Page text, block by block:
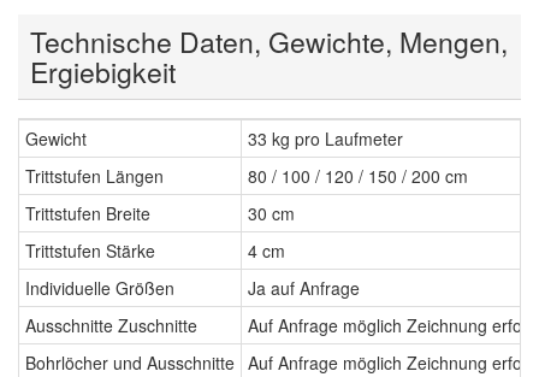
Technische Daten, Gewichte, Mengen,
Ergiebigkeit
Gewicht
33 kg pro Laufmeter
Trittstufen Längen
80 / 100 / 120 / 150 / 200 cm
Trittstufen Breite
30 cm
Trittstufen Stärke
4 cm
Individuelle Größen
Ja auf Anfrage
Ausschnitte Zuschnitte
Auf Anfrage möglich Zeichnung
Bohrlöcher und Ausschnitte Auf Anfrage möglich Zeichnung